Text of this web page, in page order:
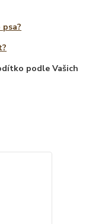
podle Vašich